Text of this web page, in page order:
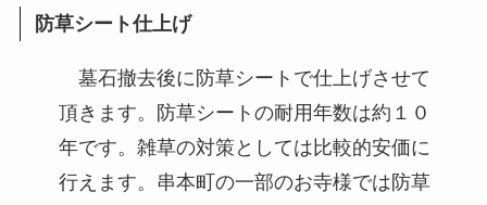
防草シート仕上げ
墓石撤去後に防草シートで仕上げさせて
頂きます。防草シートの耐用年数は約１０
年です。雑草の対策としては比較的安価に
行えます。串本町の一部のお寺様では防草